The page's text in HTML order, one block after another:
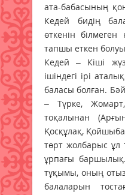
ата-бабасының
Кедей бидің
өткенін білмеген
тапшы еткен
Кедей – Кіші
ішіндегі ірі
баласы болған.
– Түрке,
тоқалынан
Қосқұлақ,
төрт жолбарыс ұл
ұрпағы
тұқымы, оның
балаларын